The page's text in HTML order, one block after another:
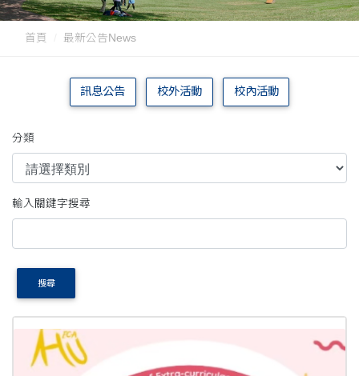
首頁 最新公告News
訊息公告 校外活動 校內活動
分類
輸入關鍵字搜尋
搜尋